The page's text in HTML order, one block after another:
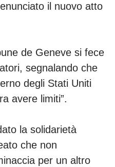
il nuovo atto
de Geneve si fece
segnalando che
degli Stati Uniti
avere limiti”.
la solidarietà
che non
per un altro